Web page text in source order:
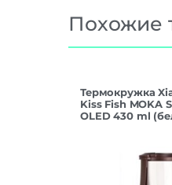
Похожие
Термокружка
Kiss Fish MOKA
OLED 430 ml